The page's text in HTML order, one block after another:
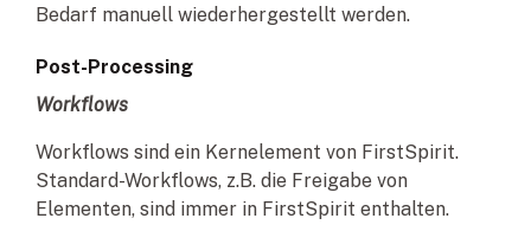
Bedarf manuell wiederhergestellt werden.
Post-Processing
Workflows
Workflows sind ein Kernelement von FirstSpirit.
Standard-Workflows, z.B. die Freigabe von
Elementen, sind immer in FirstSpirit enthalten.